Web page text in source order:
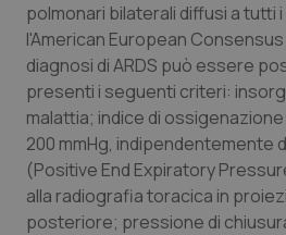
Veneto
Oncoematologia
Oncologia & Nutrizione
Psoriasi & pelle
Quotidiano Cardiologia
polmonari bilaterali diffusi a tutti
l'American European
diagnosi di ARDS può essere
presenti i seguenti criteri:
malattia; indice di
200 mmHg, indipendentemente
(Positive End Expiratory
alla radiografia toracica in
posteriore; pressione di